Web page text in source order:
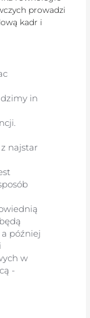
prowadzi
kadr i
in
najstar
później
w
-